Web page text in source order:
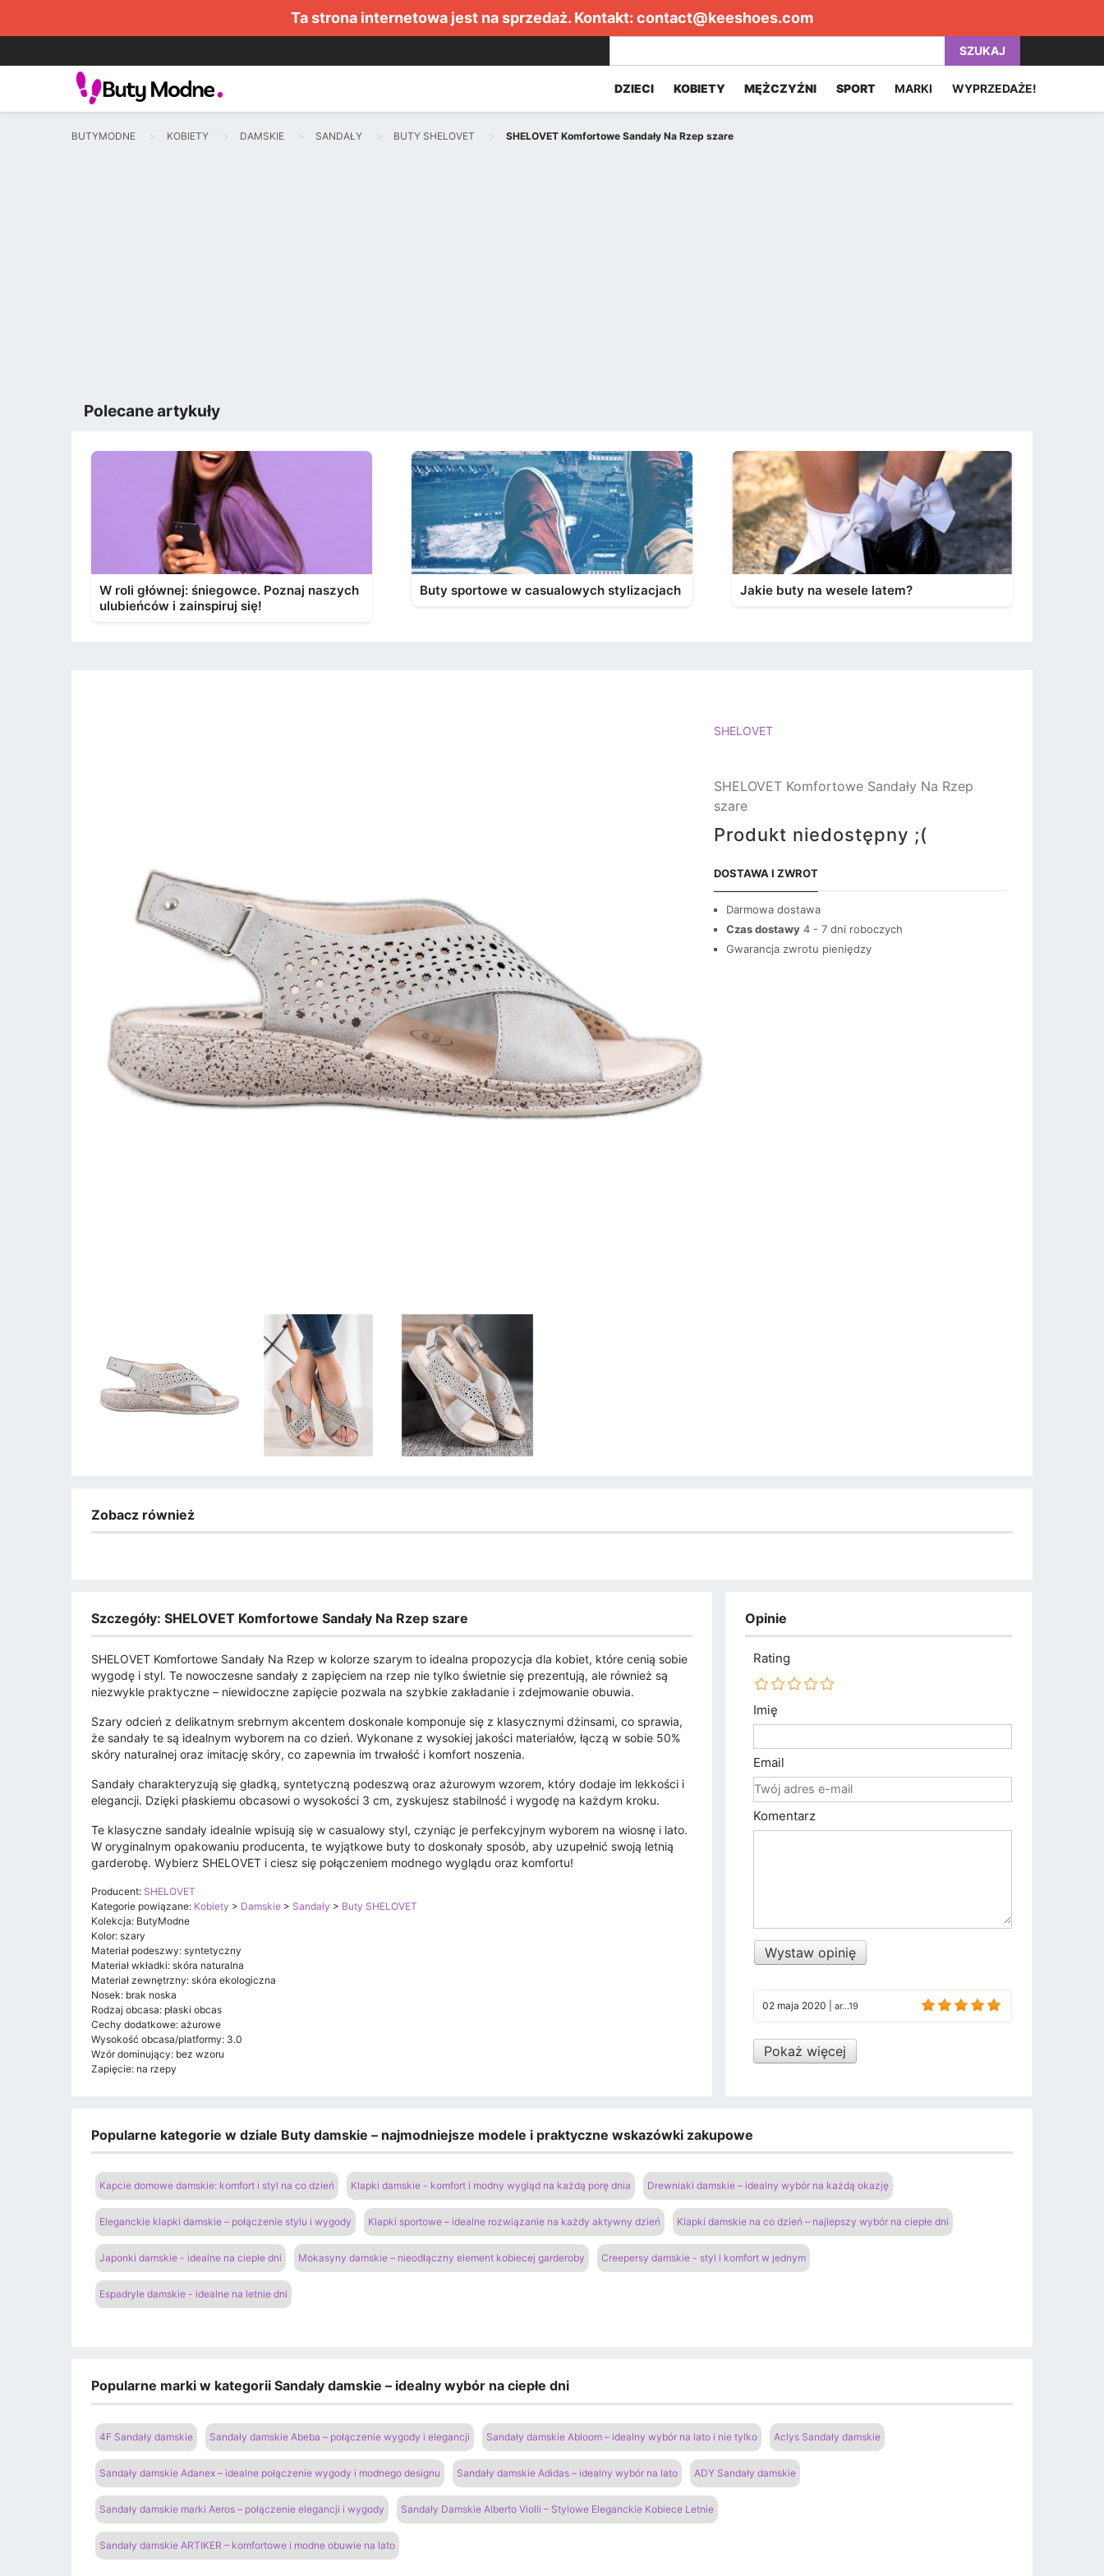
Ta strona internetowa jest na sprzedaż. Kontakt: contact@keeshoes.com
SZUKAJ
DZIECI KOBIETY MĘŻCZYŹNI SPORT MARKI WYPRZEDAŻE!
BUTYMODNE KOBIETY DAMSKIE SANDAŁY BUTY SHELOVET SHELOVET Komfortowe Sandały Na Rzep szare
Polecane artykuły
W roli głównej: śniegowce. Poznaj naszych
ulubieńców i zainspiruj się!
Buty sportowe w casualowych stylizacjach Jakie buty na wesele latem?
SHELOVET
SHELOVET Komfortowe Sandały Na Rzep
szare
Produkt niedostępny ;(
DOSTAWA I ZWROT
Darmowa dostawa
Czas dostawy 4 - 7 dni roboczych
Gwarancja zwrotu pieniędzy
Zobacz również
Szczegóły: SHELOVET Komfortowe Sandały Na Rzep szare
SHELOVET Komfortowe Sandały Na Rzep w kolorze szarym to idealna propozycja dla kobiet, które cenią sobie
wygodę i styl. Te nowoczesne sandały z zapięciem na rzep nie tylko świetnie się prezentują, ale również są
niezwykle praktyczne – niewidoczne zapięcie pozwala na szybkie zakładanie i zdejmowanie obuwia.
Szary odcień z delikatnym srebrnym akcentem doskonale komponuje się z klasycznymi dżinsami, co sprawia,
że sandały te są idealnym wyborem na co dzień. Wykonane z wysokiej jakości materiałów, łączą w sobie 50%
skóry naturalnej oraz imitację skóry, co zapewnia im trwałość i komfort noszenia.
Sandały charakteryzują się gładką, syntetyczną podeszwą oraz ażurowym wzorem, który dodaje im lekkości i
elegancji. Dzięki płaskiemu obcasowi o wysokości 3 cm, zyskujesz stabilność i wygodę na każdym kroku.
Te klasyczne sandały idealnie wpisują się w casualowy styl, czyniąc je perfekcyjnym wyborem na wiosnę i lato.
W oryginalnym opakowaniu producenta, te wyjątkowe buty to doskonały sposób, aby uzupełnić swoją letnią
garderobę. Wybierz SHELOVET i ciesz się połączeniem modnego wyglądu oraz komfortu!
Producent: SHELOVET
Kategorie powiązane: Kobiety > Damskie > Sandały > Buty SHELOVET
Kolekcja: ButyModne
Kolor: szary
Materiał podeszwy: syntetyczny
Materiał wkładki: skóra naturalna
Materiał zewnętrzny: skóra ekologiczna
Nosek: brak noska
Rodzaj obcasa: płaski obcas
Cechy dodatkowe: ażurowe
Wysokość obcasa/platformy: 3.0
Wzór dominujący: bez wzoru
Zapięcie: na rzepy
Opinie
Rating
Imię
Email
Komentarz
Wystaw opinię
02 maja 2020 ar...19
Pokaż więcej
Popularne kategorie w dziale Buty damskie – najmodniejsze modele i praktyczne wskazówki zakupowe
Kapcie domowe damskie: komfort i styl na co dzień Klapki damskie - komfort i modny wygląd na każdą porę dnia Drewniaki damskie – idealny wybór na każdą okazję
Eleganckie klapki damskie – połączenie stylu i wygody Klapki sportowe – idealne rozwiązanie na każdy aktywny dzień Klapki damskie na co dzień – najlepszy wybór na ciepłe dni
Japonki damskie - idealne na ciepłe dni Mokasyny damskie – nieodłączny element kobiecej garderoby Creepersy damskie - styl i komfort w jednym
Espadryle damskie - idealne na letnie dni
Popularne marki w kategorii Sandały damskie – idealny wybór na ciepłe dni
4F Sandały damskie Sandały damskie Abeba – połączenie wygody i elegancji Sandały damskie Abloom – idealny wybór na lato i nie tylko Aclys Sandały damskie
Sandały damskie Adanex – idealne połączenie wygody i modnego designu Sandały damskie Adidas – idealny wybór na lato ADY Sandały damskie
Sandały damskie marki Aeros – połączenie elegancji i wygody Sandały Damskie Alberto Violli – Stylowe Eleganckie Kobiece Letnie
Sandały damskie ARTIKER – komfortowe i modne obuwie na lato